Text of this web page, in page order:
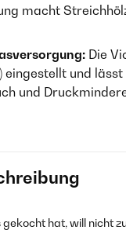
macht
Die
eingestellt und
und
hat, will nicht